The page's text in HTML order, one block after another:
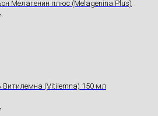
Мелагенин плюс (Melagenina Plus)
Витилемна (Vitilemna) 150 мл